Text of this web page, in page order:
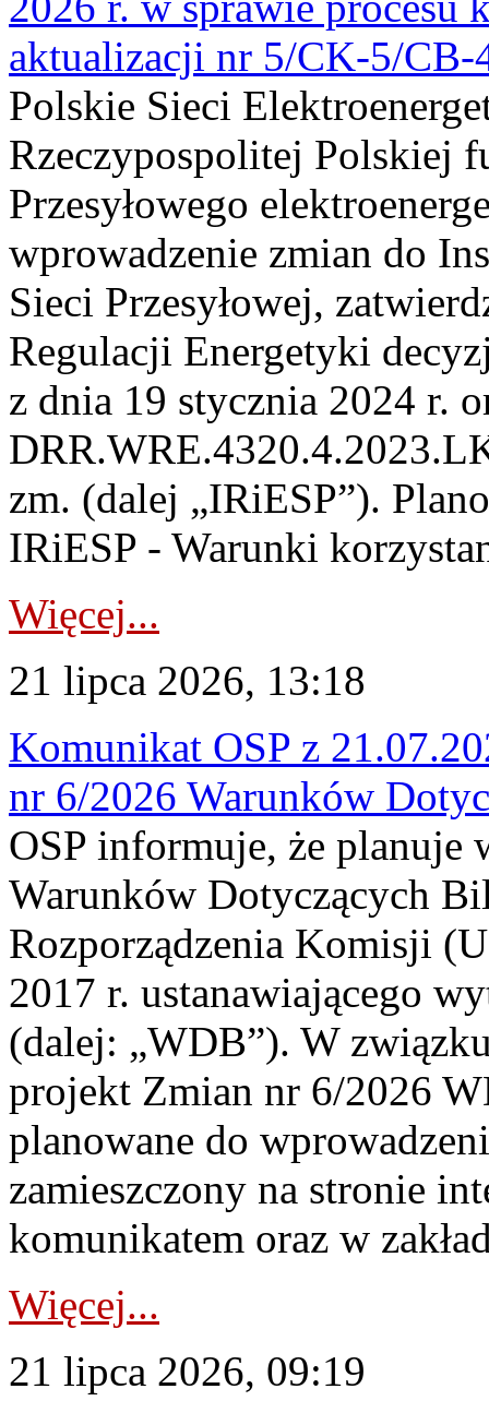
aktualizacji nr 5/CK-5/CB-
Polskie Sieci
Rzeczypospolitej Polskiej
Przesyłowego
wprowadzenie zmian do
Sieci Przesyłowej,
Regulacji Energetyki
z dnia 19 stycznia 2024 r.
zm. (dalej „IRiESP”).
IRiESP - Warunki
Więcej...
21 lipca 2026, 13:18
Komunikat OSP z
nr 6/2026 Warunków
OSP informuje, że planuje
Warunków Dotyczących
Rozporządzenia Komisji
2017 r. ustanawiającego
(dalej: „WDB”). W
projekt Zmian nr 6/2026
planowane do
zamieszczony na stronie
komunikatem oraz w
Więcej...
21 lipca 2026, 09:19